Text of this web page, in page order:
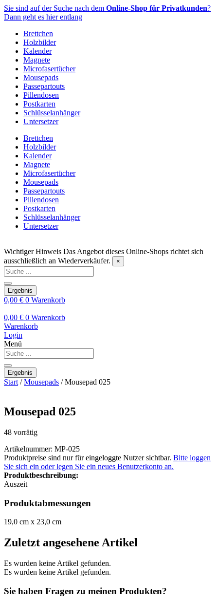
Zum
Inhalt
Sie sind auf der Suche nach dem Online-Shop für Privatkunden?
Dann geht es hier entlang
Brettchen
Holzbilder
Kalender
Magnete
Microfasertücher
Mousepads
Passepartouts
Pillendosen
Postkarten
Schlüsselanhänger
Untersetzer
Brettchen
Holzbilder
Kalender
Magnete
Microfasertücher
Mousepads
Passepartouts
Pillendosen
Postkarten
Schlüsselanhänger
Untersetzer
Wichtiger Hinweis Das Angebot dieses Online-Shops richtet sich
ausschließlich an Wiederverkäufer.
×
Search
...
Ergebnis
0,00 € 0 Warenkorb
0,00 € 0 Warenkorb
Warenkorb
Login
Menü
Search
...
Ergebnis
Start /Mousepads / Mousepad 025
Mousepad 025
48 vorrätig
Artikelnummer: MP-025
Produktpreise sind nur für eingeloggte Nutzer sichtbar. Bitte loggen
Sie sich ein oder legen Sie ein neues Benutzerkonto an.
Produktbeschreibung:
Auszeit
Produktabmessungen
19,0 cm x 23,0 cm
Zuletzt angesehene Artikel
Es wurden keine Artikel gefunden.
Es wurden keine Artikel gefunden.
Sie haben Fragen zu meinen Produkten?